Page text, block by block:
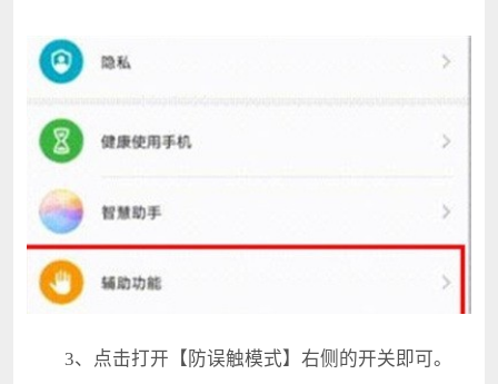
3、点击打开【防误触模式】右侧的开关即可。